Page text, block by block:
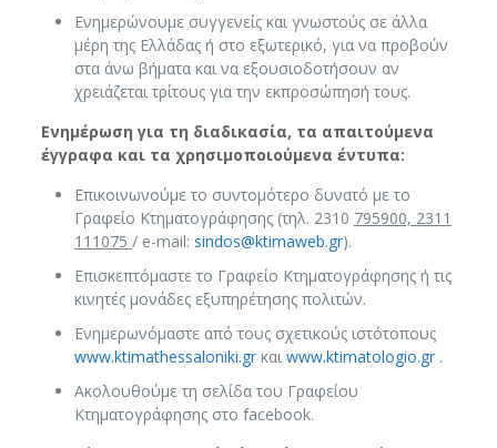
Ενημερώνουμε συγγενείς και γνωστούς σε άλλα
μέρη της Ελλάδας ή στο εξωτερικό, για να προβούν
στα άνω βήματα και να εξουσιοδοτήσουν αν
χρειάζεται τρίτους για την εκπροσώπησή τους.
Ενημέρωση για τη διαδικασία, τα απαιτούμενα
έγγραφα και τα χρησιμοποιούμενα έντυπα:
Επικοινωνούμε το συντομότερο δυνατό με το
Γραφείο Κτηματογράφησης (τηλ. 2310 795900, 2311
111075 / e-mail: sindos@ktimaweb.gr).
Επισκεπτόμαστε το Γραφείο Κτηματογράφησης ή τις
κινητές μονάδες εξυπηρέτησης πολιτών.
Ενημερωνόμαστε από τους σχετικούς ιστότοπους
www.ktimathessaloniki.grκαιwww.ktimatologio.gr.
Ακολουθούμε τη σελίδα του Γραφείου
Κτηματογράφησης στο facebook.